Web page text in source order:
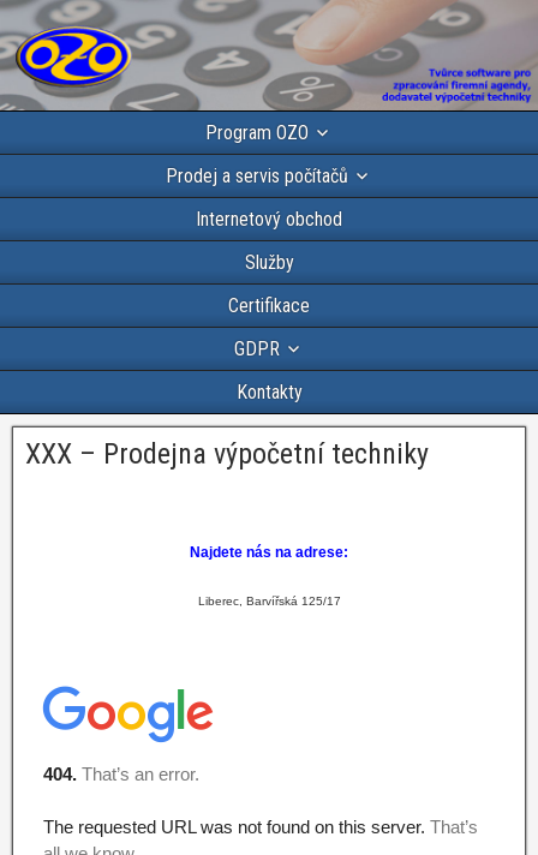
Program OZO
Prodej a servis počítačů
Internetový obchod
Služby
Certifikace
GDPR
Kontakty
XXX – Prodejna výpočetní techniky
Najdete nás na adrese:
Liberec, Barvířská 125/17